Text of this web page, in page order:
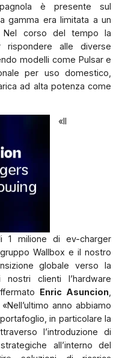
è presente sul
gamma era limitata a un
Nel corso del tempo la
alle diverse
modelli come Pulsar e
per uso domestico,
ad alta potenza come
«Il
1 milione di ev-charger
Wallbox e il nostro
globale verso la
clienti l’hardware
Enric Asuncion
anno abbiamo
in particolare la
l’introduzione di
all’interno del